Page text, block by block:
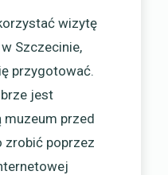
wizytę
Szczecinie,
przygotować.
jest
przed
zrobić poprzez